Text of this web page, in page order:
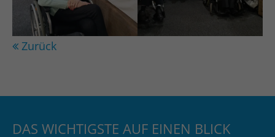
Zurück
DAS WICHTIGSTE AUF EINEN BLICK